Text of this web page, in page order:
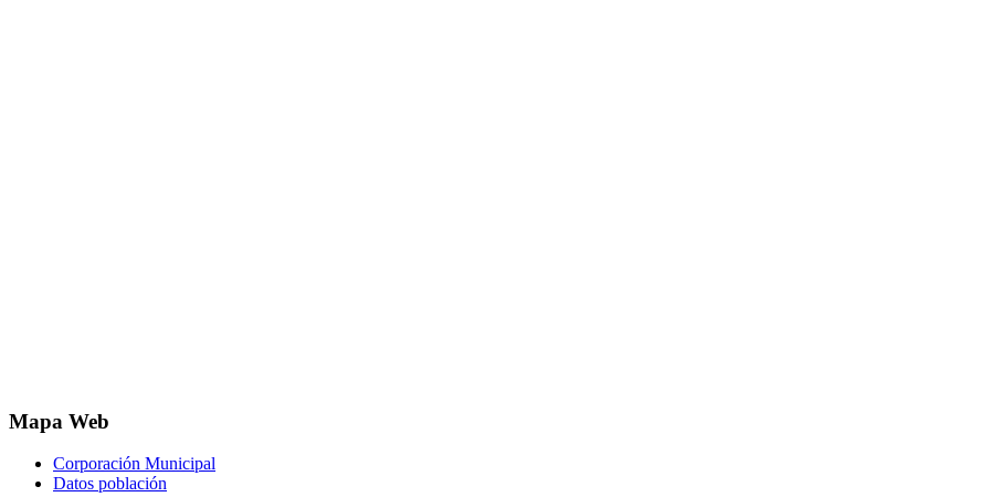
Mapa Web
Corporación Municipal
Datos población